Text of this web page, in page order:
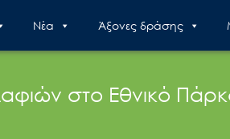
Nέα Άξονες δράσης
στο Εθνικό